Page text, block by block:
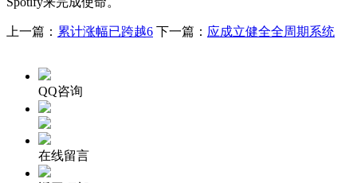
上一篇： 累计涨幅已跨越6 下一篇： 应成立健全全周期系统
QQ咨询
在线留言